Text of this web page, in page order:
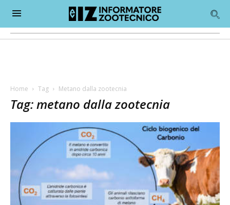
Home Tag Metano dalla zootecnia
Tag: metano dalla zootecnia